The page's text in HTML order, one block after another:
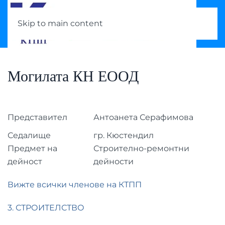
Skip to main content
Могилата КН ЕООД
Представител
Антоанета Серафимова
Седалище
гр. Кюстендил
Предмет на
дейност
Строително-ремонтни
дейности
Вижте всички членове на КТПП
3. СТРОИТЕЛСТВО